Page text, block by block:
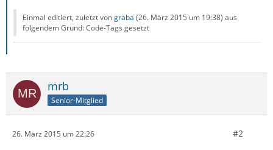
Einmal editiert, zuletzt vongraba (26. März 2015 um 19:38) aus
folgendem Grund: Code-Tags gesetzt
mrb
Senior-Mitglied
26. März 2015 um 22:26 #2